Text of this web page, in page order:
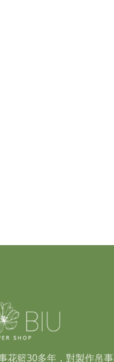
花籃30多年，對製作帛